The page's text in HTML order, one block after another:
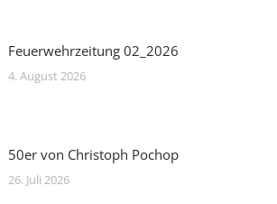
Feuerwehrzeitung 02_2026
4. August 2026
50er von Christoph Pochop
26. Juli 2026